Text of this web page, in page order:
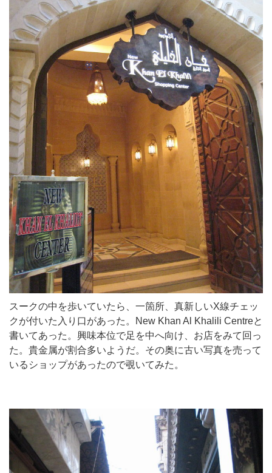
スークの中を歩いていたら、一箇所、真新しいX線チェッ
クが付いた入り口があった。New Khan Al Khalili Centreと
書いてあった。興味本位で足を中へ向け、お店をみて回っ
た。貴金属が割合多いようだ。その奥に古い写真を売って
いるショップがあったので覗いてみた。